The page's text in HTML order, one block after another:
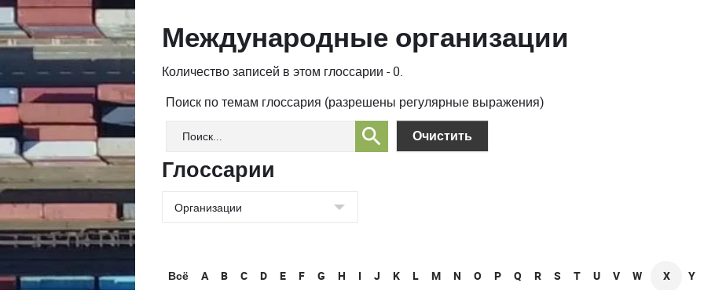
Международные организации
Количество записей в этом глоссарии - 0.
Поиск по темам глоссария (разрешены регулярные выражения)
Глоссарии
Всё A B C D E F G H I J K L M N O P Q R S T U V W X Y